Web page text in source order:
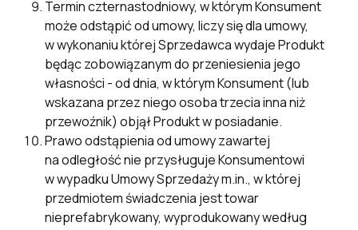
Termin czternastodniowy, w którym Konsument
może odstąpić od umowy, liczy się dla umowy,
w wykonaniu której Sprzedawca wydaje Produkt
będąc zobowiązanym do przeniesienia jego
własności - od dnia, w którym Konsument (lub
wskazana przez niego osoba trzecia inna niż
przewoźnik) objął Produkt w posiadanie.
Prawo odstąpienia od umowy zawartej
na odległość nie przysługuje Konsumentowi
w wypadku Umowy Sprzedaży m.in., w której
przedmiotem świadczenia jest towar
nieprefabrykowany, wyprodukowany według